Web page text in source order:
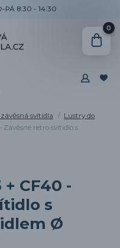
PÁ 8:30 - 14:30
0
svítidla
Lustry do
Závěsné retro svítidlo s
CF40 -
s
Ø